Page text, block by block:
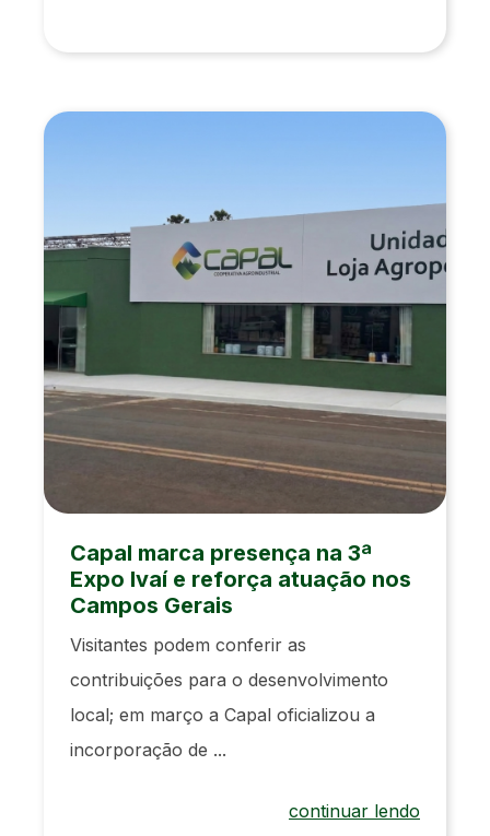
Capal marca presença na 3ª
Expo Ivaí e reforça atuação nos
Campos Gerais
Visitantes podem conferir as
contribuições para o desenvolvimento
local; em março a Capal oficializou a
incorporação de ...
continuar lendo